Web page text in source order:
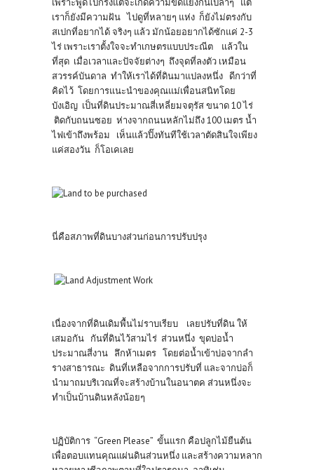
เพราะพูดไปก็รังแต่จะเกิดความขัดแย้งกันเปล่าๆ แต่
เราก็ยังมีความฝัน ไปดูที่หลายๆ แห่ง ก็ยังไม่ตรงกับ
สเปกที่อยากได้ จริงๆ แล้ว มักน้อยอยากได้ซักแค่ 2-3
ไร่ เพราะเราตั้งใจจะทำเกษตรแบบประณีต แล้วใน
ที่สุด เมื่อเวลาและปัจจัยต่างๆ ถึงจุดที่ลงตัว เหมือน
สวรรค์บันดาล ทำให้เราได้ที่ดินมาแปลงหนึ่ง ดีกว่าที่
คิดไว้ โดยการแนะนำของคุณแม่เพื่อนสนิทโดย
บังเอิญ เป็นที่ดินประมาณสี่เหลี่ยมจตุรัส ขนาด 10 ไร่
ติดกับถนนซอย ห่างจากถนนหลักไม่ถึง 100 เมตร น้ำ
ไฟเข้าถึงพร้อม เห็นแล้วปิ๊งทันทีใช้เวลาตัดสินใจเพียง
แค่สองวัน ก็โอเคเลย
นี่คือสภาพที่ดินบางส่วนก่อนการปรับปรุง
เนื่องจากที่ดินเดิมพื้นไม่ราบเรียบ เลยปรับที่ดิน ให้
เสมอกัน กันที่ดินไว้สามไร่ ส่วนหนึ่ง ขุดบ่อน้ำ
ประมาณสี่งาน ลึกห้าเมตร โดยต่อน้ำเข้าบ่อจากลำ
รางสาธารณะ ดินที่เหลือจากการปรับที่ และจากบ่อก็
นำมาถมบริเวณที่จะสร้างบ้านในอนาตค ส่วนหนึ่งจะ
ทำเป็นบ้านดินหลังน้อยๆ
ปฏิบัติการ “Green Please” ขั้นแรก คือปลูกไม้ยืนต้น
เพื่อตอบแทนคุณแผ่นดินส่วนหนึ่ง และสร้างความหลาก